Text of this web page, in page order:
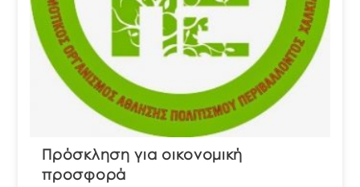
Πρόσκληση για οικονομική
προσφορά